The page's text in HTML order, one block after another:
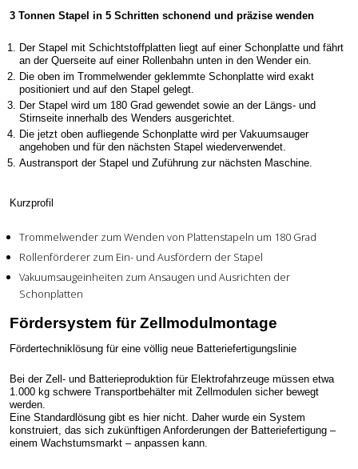
3 Tonnen Stapel in 5 Schritten schonend und präzise wenden
Der Stapel mit Schichtstoffplatten liegt auf einer Schonplatte und fährt
an der Querseite auf einer Rollenbahn unten in den Wender ein.
Die oben im Trommelwender geklemmte Schonplatte wird exakt
positioniert und auf den Stapel gelegt.
Der Stapel wird um 180 Grad gewendet sowie an der Längs- und
Stirnseite innerhalb des Wenders ausgerichtet.
Die jetzt oben aufliegende Schonplatte wird per Vakuumsauger
angehoben und für den nächsten Stapel wiederverwendet.
Austransport der Stapel und Zuführung zur nächsten Maschine.
Kurzprofil
Trommelwender zum Wenden von Plattenstapeln um 180 Grad
Rollenförderer zum Ein- und Ausfördern der Stapel
Vakuumsaugeinheiten zum Ansaugen und Ausrichten der
Schonplatten
Fördersystem für Zellmodulmontage
Fördertechniklösung für eine völlig neue Batteriefertigungslinie
Bei der Zell- und Batterieproduktion für Elektrofahrzeuge müssen etwa
1.000 kg schwere Transportbehälter mit Zellmodulen sicher bewegt
werden.
Eine Standardlösung gibt es hier nicht. Daher wurde ein System
konstruiert, das sich zukünftigen Anforderungen der Batteriefertigung –
einem Wachstumsmarkt – anpassen kann.